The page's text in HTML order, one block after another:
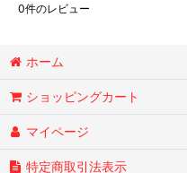
0件のレビュー
ホーム
ショッピングカート
マイページ
特定商取引法表示